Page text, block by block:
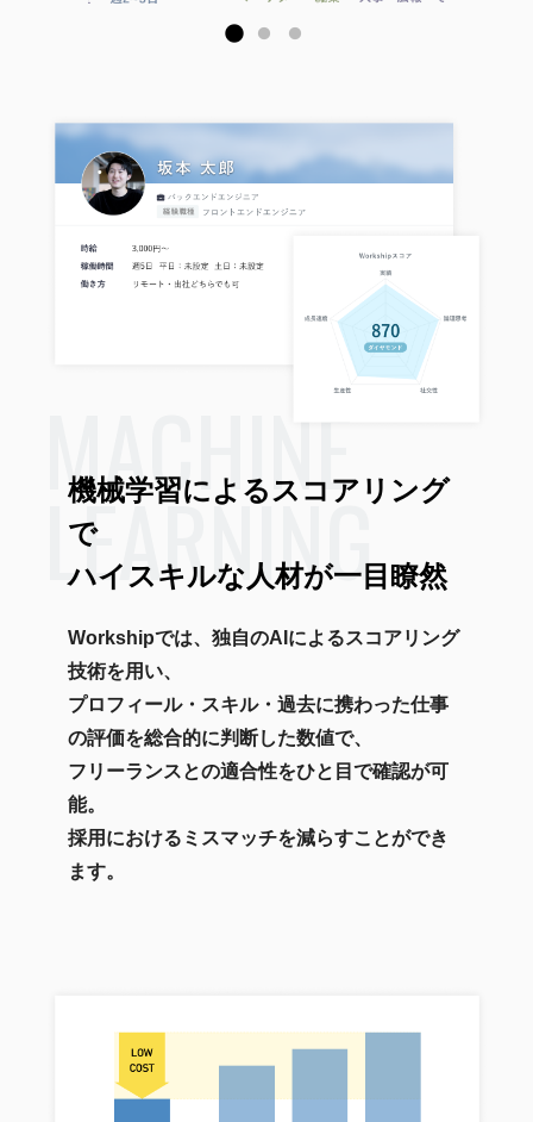
MACHINE
LEARNING
機械学習によるスコアリング
で
ハイスキルな人材が一目瞭然
Workshipでは、独自のAIによるスコアリング
技術を用い、
プロフィール・スキル・過去に携わった仕事
の評価を総合的に判断した数値で、
フリーランスとの適合性をひと目で確認が可
能。
採用におけるミスマッチを減らすことができ
ます。